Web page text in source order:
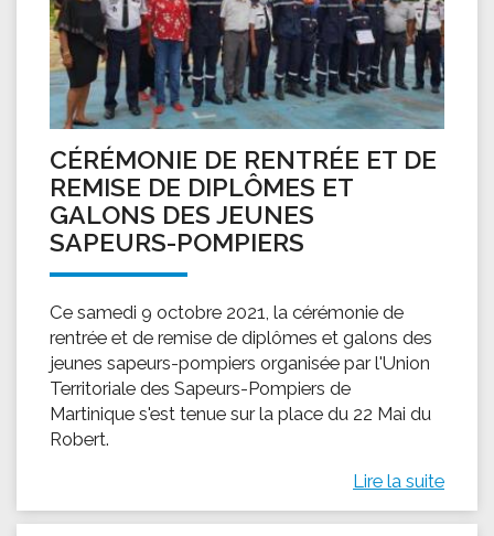
CÉRÉMONIE DE RENTRÉE ET DE
REMISE DE DIPLÔMES ET
GALONS DES JEUNES
SAPEURS-POMPIERS
Ce samedi 9 octobre 2021, la cérémonie de
rentrée et de remise de diplômes et galons des
jeunes sapeurs-pompiers organisée par l'Union
Territoriale des Sapeurs-Pompiers de
Martinique s'est tenue sur la place du 22 Mai du
Robert.
Lire la suite